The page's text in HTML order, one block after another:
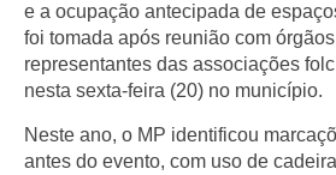
e a ocupação antecipada de
foi tomada após reunião com
representantes das associações
nesta sexta-feira (20) no município.
Neste ano, o MP identificou
antes do evento, com uso de